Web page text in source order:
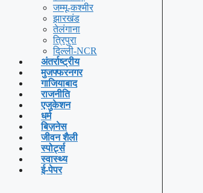
जम्मू-कश्मीर
झारखंड
तेलंगाना
त्रिपुरा
दिल्ली-NCR
अंतर्राष्ट्रीय
मुजफ्फरनगर
गाजियाबाद
राजनीति
एजुकेशन
धर्म
बिज़नेस
जीवन शैली
स्पोर्ट्स
स्वास्थ्य
ई-पेपर